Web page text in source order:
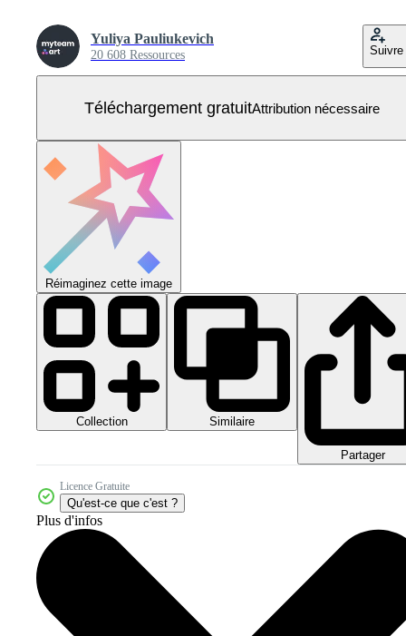
Yuliya Pauliukevich
20 608 Ressources Suivre
Téléchargement gratuitAttribution nécessaire
Réimaginez cette image
Collection Similaire
Partager
Licence Gratuite
Qu'est-ce que c'est ?
Plus d'infos